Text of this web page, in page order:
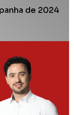
de 2024